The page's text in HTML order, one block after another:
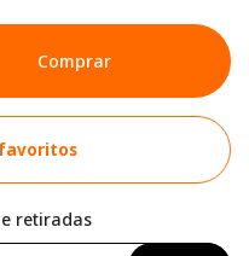
Comprar
retiradas